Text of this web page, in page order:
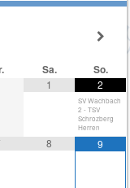
Sa. So.
1 2
SV Wachbach
2 - TSV
Schrozberg
Herren
8 9